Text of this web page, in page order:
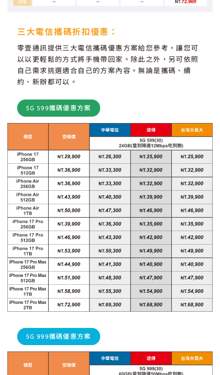
三大電信攜碼折扣優惠：
零壹通訊提供三大電信攜碼優惠方案給您參考，讓您可
以以更輕鬆的方式將手機帶回家。除此之外，另可依照
自己需求挑選適合自己的方案內容。無論是攜碼、續
約、新辦都可以。
5G 599攜碼優惠方案
5G 999攜碼優惠方案